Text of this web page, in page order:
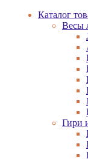
Каталог
Весы
Гири